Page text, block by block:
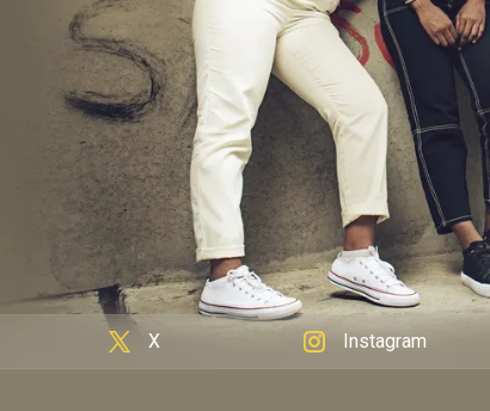
X Instagram